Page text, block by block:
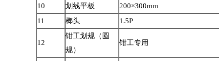
10
划线平板
200×300mm
11
榔头 1.5P
12
钳工划规（圆
规）
钳工专用